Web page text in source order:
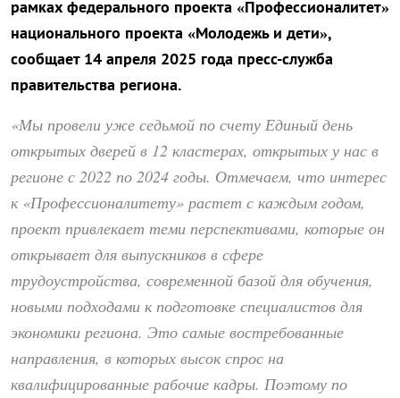
рамках федерального проекта «Профессионалитет»
национального проекта «Молодежь и дети»,
сообщает 14 апреля 2025 года пресс-служба
правительства региона.
«Мы провели уже седьмой по счету Единый день
открытых дверей в 12 кластерах, открытых у нас в
регионе с 2022 по 2024 годы. Отмечаем, что интерес
к «Профессионалитету» растет с каждым годом,
проект привлекает теми перспективами, которые он
открывает для выпускников в сфере
трудоустройства, современной базой для обучения,
новыми подходами к подготовке специалистов для
экономики региона. Это самые востребованные
направления, в которых высок спрос на
квалифицированные рабочие кадры. Поэтому по